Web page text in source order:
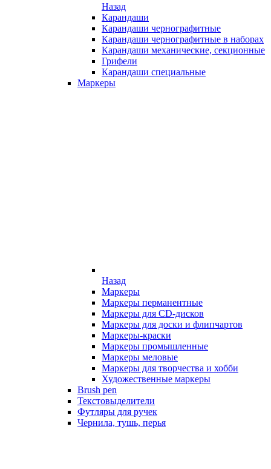
Назад
Карандаши
Карандаши чернографитные
Карандаши чернографитные в наборах
Карандаши механические, секционные
Грифели
Карандаши специальные
Маркеры
Назад
Маркеры
Маркеры перманентные
Маркеры для CD-дисков
Маркеры для доски и флипчартов
Маркеры-краски
Маркеры промышленные
Маркеры меловые
Маркеры для творчества и хобби
Художественные маркеры
Brush pen
Текстовыделители
Футляры для ручек
Чернила, тушь, перья